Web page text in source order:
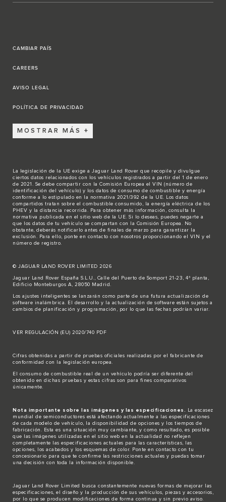
CAMBIAR PAÍS
CAREERS
AVISO LEGAL
POLÍTICA DE PRIVACIDAD
MOSTRAR MÁS
La legislación de la UE exige a Jaguar Land Rover que recopile y divulgue
ciertos datos relacionados con los vehículos registrados a partir del 1 de enero
de 2021. Se debe compartir con la Comisión Europea el VIN (número de
identificación del vehículo) y los datos de consumo de combustible y energía
conforme a lo estipulado en la normativa 2021/392 de la UE. Los datos
compartidos tratan sobre el combustible consumido, la energía eléctrica de los
PHEV y la distancia recorrida. Para obtener más información, consulta la
normativa publicada en el sitio web de la UE . Si lo deseas, puedes negarte a
que los datos de tu vehículo se compartan con la Comisión Europea. No
obstante, deberás notificarlo antes de finales de marzo para garantizar la
exclusión. Para ello, ponte en contacto con nosotros proporcionando el VIN y el
número de registro.
© JAGUAR LAND ROVER LIMITED 2026
Jaguar Land Rover España S.L.U., Calle del Puerto de Somport 21-23, 4ª planta,
Edificio Monteburgos A, 28050 Madrid.
Los ajustes inteligentes se lanzarán como parte de una futura actualización de
software inalámbrica. El desarrollo y la actualización de software están sujetos a
cambios de planificación y programación, por lo que las fechas podrían variar.
VER REGULACIÓN (EU) 2020/740 PDF
Cifras obtenidas a partir de pruebas oficiales realizadas por el fabricante de
conformidad con la legislación europea.
El consumo de combustible real de un vehículo podría ser diferente del
obtenido en dichas pruebas y estas cifras son para fines comparativos
únicamente.
Nota importante sobre las imágenes y las especificaciones.
La escasez
mundial de semiconductores está afectando actualmente a las especificaciones
de cada modelo de vehículo, la disponibilidad de opciones y los tiempos de
fabricación. Esta es una situación muy cambiante, y como resultado, es posible
que las imágenes utilizadas en el sitio web en la actualidad no reflejen
completamente las especificaciones actuales para las características, las
opciones, los acabados y los esquemas de color. Ponte en contacto con tu
concesionario para que te confirme las restricciones actuales y puedas tomar
una decisión con toda la información disponible.
Jaguar Land Rover Limited busca constantemente nuevas formas de mejorar las
especificaciones, el diseño y la producción de sus vehículos, piezas y accesorios,
por lo que se producen modificaciones de forma continua y sin previo aviso.